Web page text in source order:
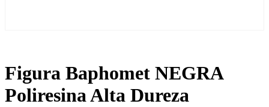
Figura Baphomet NEGRA
Poliresina Alta Dureza